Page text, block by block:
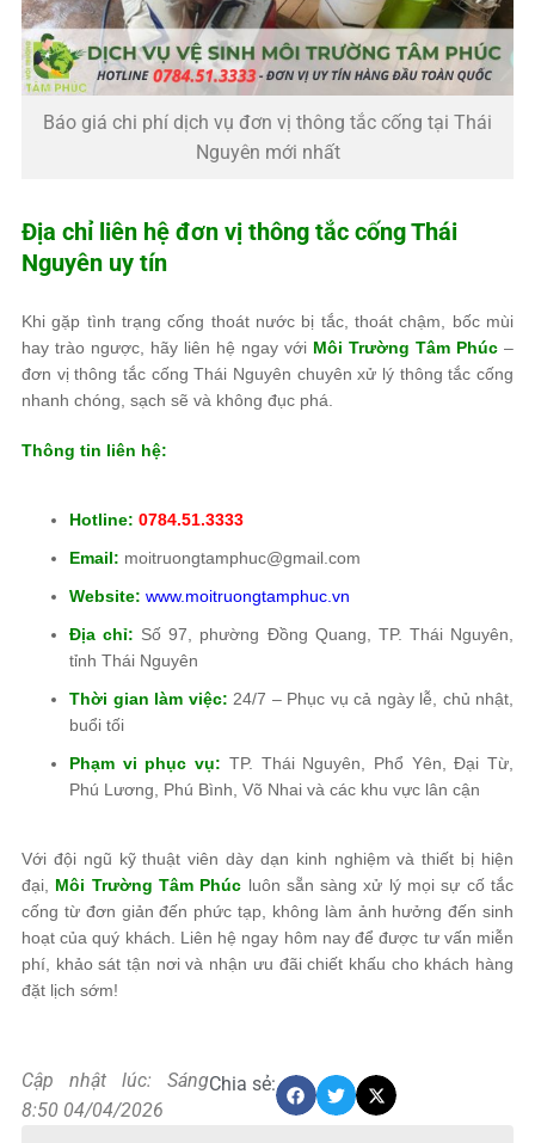
Báo giá chi phí dịch vụ đơn vị thông tắc cống tại Thái
Nguyên mới nhất
Địa chỉ liên hệ đơn vị thông tắc cống Thái
Nguyên uy tín
Khi gặp tình trạng cống thoát nước bị tắc, thoát chậm, bốc mùi
hay trào ngược, hãy liên hệ ngay với Môi Trường Tâm Phúc –
đơn vị thông tắc cống Thái Nguyên chuyên xử lý thông tắc cống
nhanh chóng, sạch sẽ và không đục phá.
Thông tin liên hệ:
Hotline: 0784.51.3333
Email: moitruongtamphuc@gmail.com
Website: www.moitruongtamphuc.vn
Địa chỉ: Số 97, phường Đồng Quang, TP. Thái Nguyên,
tỉnh Thái Nguyên
Thời gian làm việc: 24/7 – Phục vụ cả ngày lễ, chủ nhật,
buổi tối
Phạm vi phục vụ: TP. Thái Nguyên, Phổ Yên, Đại Từ,
Phú Lương, Phú Bình, Võ Nhai và các khu vực lân cận
Với đội ngũ kỹ thuật viên dày dạn kinh nghiệm và thiết bị hiện
đại, Môi Trường Tâm Phúc luôn sẵn sàng xử lý mọi sự cố tắc
cống từ đơn giản đến phức tạp, không làm ảnh hưởng đến sinh
hoạt của quý khách. Liên hệ ngay hôm nay để được tư vấn miễn
phí, khảo sát tận nơi và nhận ưu đãi chiết khấu cho khách hàng
đặt lịch sớm!
Cập nhật lúc: Sáng
8:50 04/04/2026
Chia sẻ: